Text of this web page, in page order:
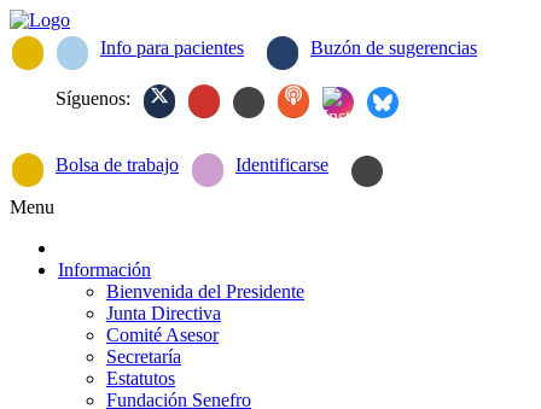
Info para pacientes Buzón de sugerencias
Síguenos:
Bolsa de trabajo Identificarse
Menu
Información
Bienvenida del Presidente
Junta Directiva
Comité Asesor
Secretaría
Estatutos
Fundación Senefro